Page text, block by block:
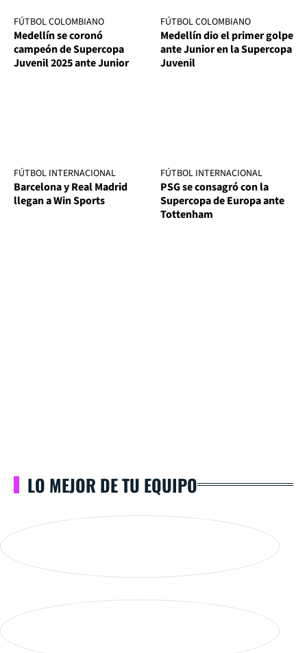
FÚTBOL COLOMBIANO
Medellín se coronó
campeón de Supercopa
Juvenil 2025 ante Junior
FÚTBOL COLOMBIANO
Medellín dio el primer golpe
ante Junior en la Supercopa
Juvenil
FÚTBOL INTERNACIONAL
Barcelona y Real Madrid
llegan a Win Sports
FÚTBOL INTERNACIONAL
PSG se consagró con la
Supercopa de Europa ante
Tottenham
LO MEJOR DE TU EQUIPO